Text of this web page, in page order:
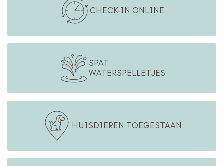
CHECK-IN ONLINE
SPAT
WATERSPELLETJES
HUISDIEREN TOEGESTAAN